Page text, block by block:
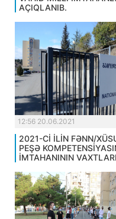
AÇIQLANIB.
12:56 20.06.2021
2021-Cİ İLİN FƏNN/
PEŞƏ
İMTAHANININ